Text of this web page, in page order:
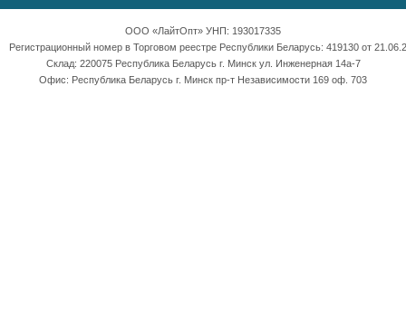
ООО «ЛайтОпт» УНП: 193017335
Регистрационный номер в Торговом реестре Республики Беларусь: 419130 от
Склад: 220075 Республика Беларусь г. Минск ул. Инженерная 14а-7
Офис: Республика Беларусь г. Минск пр-т Независимости 169 оф. 703